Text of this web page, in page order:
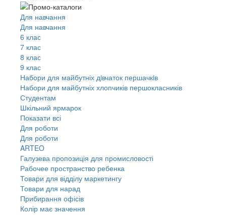
Для навчання
Для навчання
6 клас
7 клас
8 клас
9 клас
Набори для майбутніх дiвчаток першачкiв
Набори для майбутніх хлопчиків першокласників
Студентам
Шкільний ярмарок
Показати всі
Для роботи
Для роботи
ARTEO
Галузева пропозиція для промисловості
Рабочее пространство ребенка
Товари для відділу маркетингу
Товари для нарад
Прибирання офісів
Колір має значення